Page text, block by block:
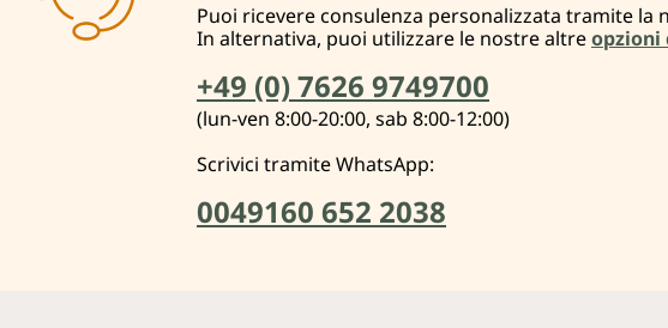
Puoi ricevere consulenza personalizzata tramite la
In alternativa, puoi utilizzare le nostre altreopzioni
+49 (0) 7626 9749700
(lun-ven 8:00-20:00, sab 8:00-12:00)
Scrivici tramite WhatsApp:
0049160 652 2038